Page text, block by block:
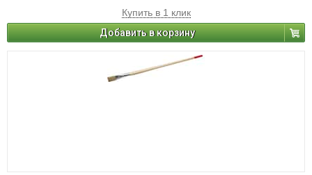
Купить в 1 клик
Добавить в корзину